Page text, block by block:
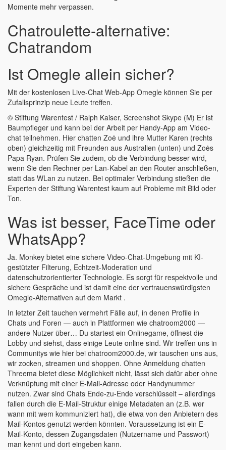
Momente mehr verpassen.
Chatroulette-alternative:
Chatrandom
Ist Omegle allein sicher?
Mit der kostenlosen Live-Chat Web-App Omegle können Sie per
Zufallsprinzip neue Leute treffen.
© Stiftung Warentest / Ralph Kaiser, Screenshot Skype (M) Er ist
Baum­pfleger und kann bei der Arbeit per Handy-App am Video­
chat teilnehmen. Hier chatten Zoė und ihre Mutter Karen (rechts
oben) gleich­zeitig mit Freunden aus Australien (unten) und Zoės
Papa Ryan. Prüfen Sie zudem, ob die Verbindung besser wird,
wenn Sie den Rechner per Lan-Kabel an den Router anschließen,
statt das WLan zu nutzen. Bei optimaler Verbindung stießen die
Experten der Stiftung Warentest kaum auf Probleme mit Bild oder
Ton.
Was ist besser, FaceTime oder
WhatsApp?
Ja. Monkey bietet eine sichere Video-Chat-Umgebung mit KI-
gestützter Filterung, Echtzeit-Moderation und
datenschutzorientierter Technologie. Es sorgt für respektvolle und
sichere Gespräche und ist damit eine der vertrauenswürdigsten
Omegle-Alternativen auf dem Markt .
In letzter Zeit tauchen vermehrt Fälle auf, in denen Profile in
Chats und Foren — auch in Plattformen wie chatroom2000 —
andere Nutzer über… Du startest ein Onlinegame, öffnest die
Lobby und siehst, dass einige Leute online sind. Wir treffen uns in
Communitys wie hier bei chatroom2000.de, wir tauschen uns aus,
wir zocken, streamen und shoppen. Ohne Anmeldung chatten
Threema bietet diese Möglichkeit nicht, lässt sich dafür aber ohne
Verknüpfung mit einer E-Mail-Adresse oder Handynummer
nutzen. Zwar sind Chats Ende-zu-Ende verschlüsselt – allerdings
fallen durch die E-Mail-Struktur einige Metadaten an (z.B. wer
wann mit wem kommuniziert hat), die etwa von den Anbietern des
Mail-Kontos genutzt werden könnten. Voraussetzung ist ein E-
Mail-Konto, dessen Zugangsdaten (Nutzername und Passwort)
man kennt und dort eingeben kann.